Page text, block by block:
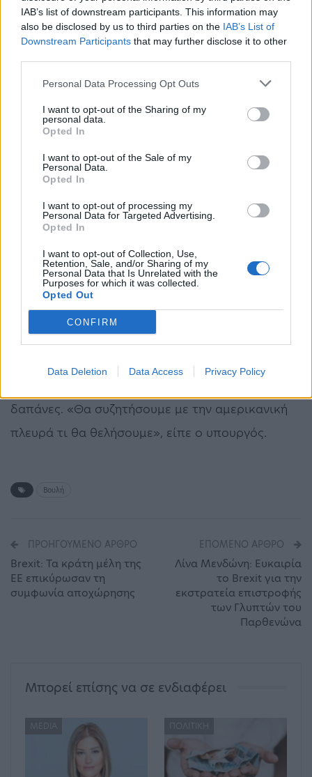
IAB’s list of downstream participants. This information may
also be disclosed by us to third parties on the IAB’s List of
Downstream Participants that may further disclose it to other
Personal Data Processing Opt Outs
I want to opt-out of the Sharing of my
personal data.
Opted In
I want to opt-out of the Sale of my
Personal Data.
Opted In
I want to opt-out of processing my
Personal Data for Targeted Advertising.
Opted In
I want to opt-out of Collection, Use,
Retention, Sale, and/or Sharing of my
Personal Data that Is Unrelated with the
Purposes for which it was collected.
Opted Out
CONFIRM
Data Deletion Data Access Privacy Policy
εγκαταστάσεις των ελληνικών ΕΔ, πέραν της
αμερικανικής ευκολίας Σούδας. Πλέον το λιμάνι
της Αλεξανδρούπολης αποκτά άλλες προοπτικές
από τις οποίες θα ωφεληθεί η χώρα και η τοπική
οικονομία. Επόμενες σε σειρά επενδύσεις είναι
το αεροδρόμιο της Λάρισας και η περιοχή
Μαραθίου της ναυτικής βάσης Σούδα. Εκτιμάται
ότι στη Λάρισα θα επενδυθούν 12 με 15
εκατομμύρια ευρώ σε υποδομές, με αμερικανικά
κεφάλαια. Στο Μαράθι υπολογίζεται ότι θα
επενδυθούν γύρω στα 6 εκατομμύρια ευρώ,
επίσης από αμερικανικά κεφάλαια. Οι υποδομές
αυτές θα μείνουν προς όφελος των ελληνικών ΕΔ.
-Οι ΕΔ που αντιμετωπίζουν πρόβλημα
πεπαλαιωμένου κύριου υλικού, δυνάμει αυτής
δαπάνες. «Θα συζητήσουμε με την αμερικανική
πλευρά τι θα θελήσουμε», είπε ο υπουργός.
Βουλή
ΠΡΟΗΓΟΎΜΕΝΟ ΆΡΘΡΟ
Brexit: Τα κράτη μέλη της
ΕΕ επικύρωσαν τη
συμφωνία αποχώρησης
ΕΠΌΜΕΝΟ ΆΡΘΡΟ
Λίνα Μενδώνη: Ευκαιρία
το Brexit για την
εκστρατεία επιστροφής
των Γλυπτών του
Παρθενώνα
Μπορεί επίσης να σε ενδιαφέρει
MEDIA ΠΟΛΙΤΙΚΉ